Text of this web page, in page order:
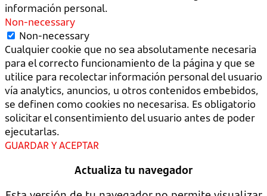
información personal.
Non-necessary
Non-necessary
Cualquier cookie que no sea absolutamente necesaria
para el correcto funcionamiento de la página y que se
utilice para recolectar información personal del usuario
vía analytics, anuncios, u otros contenidos embebidos,
se definen como cookies no necesarisa. Es obligatorio
solicitar el consentimiento del usuario antes de poder
ejecutarlas.
GUARDAR Y ACEPTAR
Actualiza tu navegador